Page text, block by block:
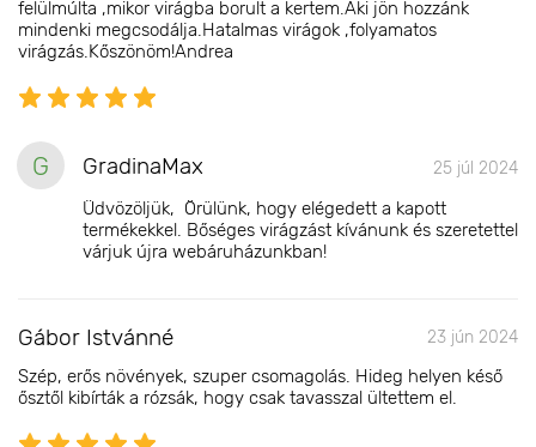
felülmúlta ,mikor virágba borult a kertem.Aki jön hozzánk
mindenki megcsodálja.Hatalmas virágok ,folyamatos
virágzás.Kőszönöm!Andrea
G GradinaMax 25 júl 2024
Üdvözöljük, Örülünk, hogy elégedett a kapott
termékekkel. Bőséges virágzást kívánunk és szeretettel
várjuk újra webáruházunkban!
Gábor Istvánné 23 jún 2024
Szép, erős növények, szuper csomagolás. Hideg helyen késő
ősztől kibírták a rózsák, hogy csak tavasszal ültettem el.